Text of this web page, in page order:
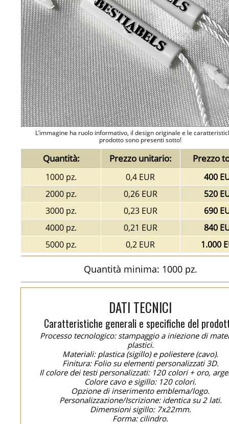
L’immagine ha ruolo informativo, il design originale e le
prodotto sono presenti sotto!
Quantità: Prezzo unitario: Prezzo
1000 pz. 0,4 EUR
400
2000 pz.
0,26 EUR
520
3000 pz.
0,23 EUR
690
4000 pz.
0,21 EUR
840
5000 pz.
0,2 EUR 1.000
Quantità minima: 1000 pz.
DATI TECNICI
Caratteristiche generali e specifiche del
Processo tecnologico: stampaggio a iniezione di
plastici.
Materiali: plastica (sigillo) e poliestere (cavo).
Finitura: Folio su elementi personalizzati 3D.
Il colore dei testi personalizzati: 120 colori + oro,
Colore cavo e sigillo: 120 colori.
Opzione di inserimento emblema/logo.
Personalizzazione/Iscrizione: identica su 2 lati.
Dimensioni sigillo: 7x22mm.
Forma: cilindro.